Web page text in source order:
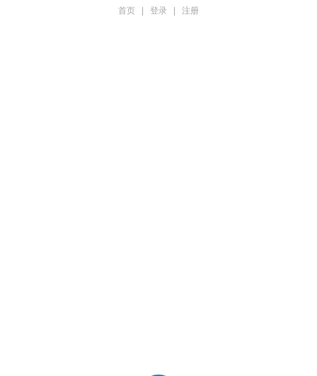
首页 登录 注册